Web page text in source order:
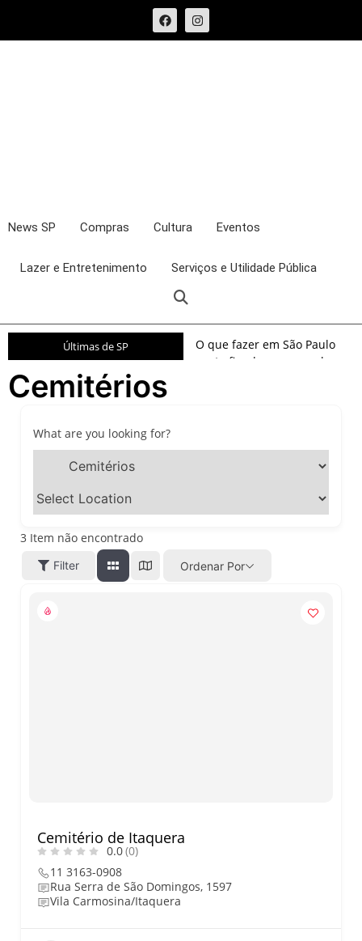
News SP Compras Cultura Eventos
Lazer e Entretenimento Serviços e Utilidade Pública
Últimas de SP
O que fazer em São Paulo
neste fim de semana: shows,
passeios imperdíveis nos
dias 8 e 9 de agosto de 2026
transforma o Bixiga em um
pedaço da Itália durante
em agosto de 2026: festas
Cemitérios
What are you looking for?
3 Item não encontrado
Filter Ordenar Por
Cemitério de Itaquera
0.0(0)
11 3163-0908
Rua Serra de São Domingos, 1597
Vila Carmosina/Itaquera